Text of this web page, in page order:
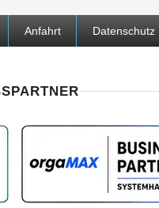
Anfahrt Datenschutz